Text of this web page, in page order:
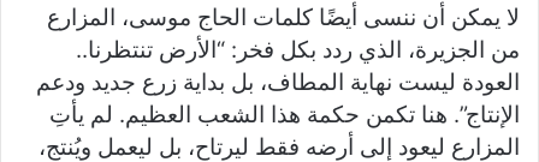
لا يمكن أن ننسى أيضًا كلمات الحاج موسى، المزارع
من الجزيرة، الذي ردد بكل فخر: “الأرض تنتظرنا..
العودة ليست نهاية المطاف، بل بداية زرع جديد ودعم
الإنتاج”. هنا تكمن حكمة هذا الشعب العظيم. لم يأتِ
المزارع ليعود إلى أرضه فقط ليرتاح، بل ليعمل ويُنتج،